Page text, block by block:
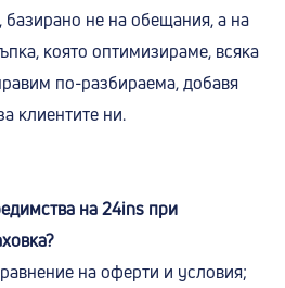
не на обещания, а на
която оптимизираме, всяка
по-разбираема, добавя
клиентите ни.
на 24ins при
на оферти и условия;